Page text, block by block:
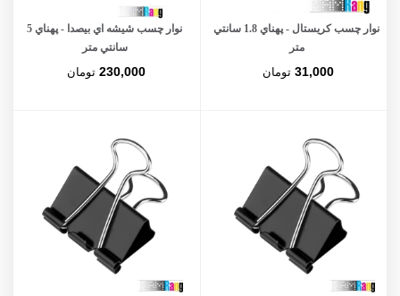
نوار چسب کریستال - پهناي 1.8 سانتي
متر
31,000 تومان
نوار چسب شيشه‌ اي بیصدا - پهناي 5
سانتي متر
230,000 تومان